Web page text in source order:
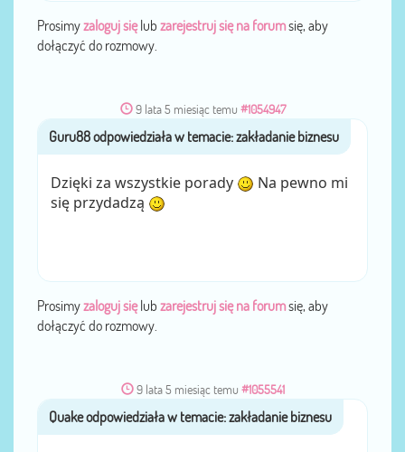
Prosimyzaloguj sięlub zarejestruj się na forumsię, aby
dołączyć do rozmowy.
9 lata 5 miesiąc temu #1054947
przezGuru88
Dzięki za wszystkie porady
Na pewno mi
się przydadzą
Prosimyzaloguj sięlub zarejestruj się na forumsię, aby
dołączyć do rozmowy.
9 lata 5 miesiąc temu #1055541
przezQuake